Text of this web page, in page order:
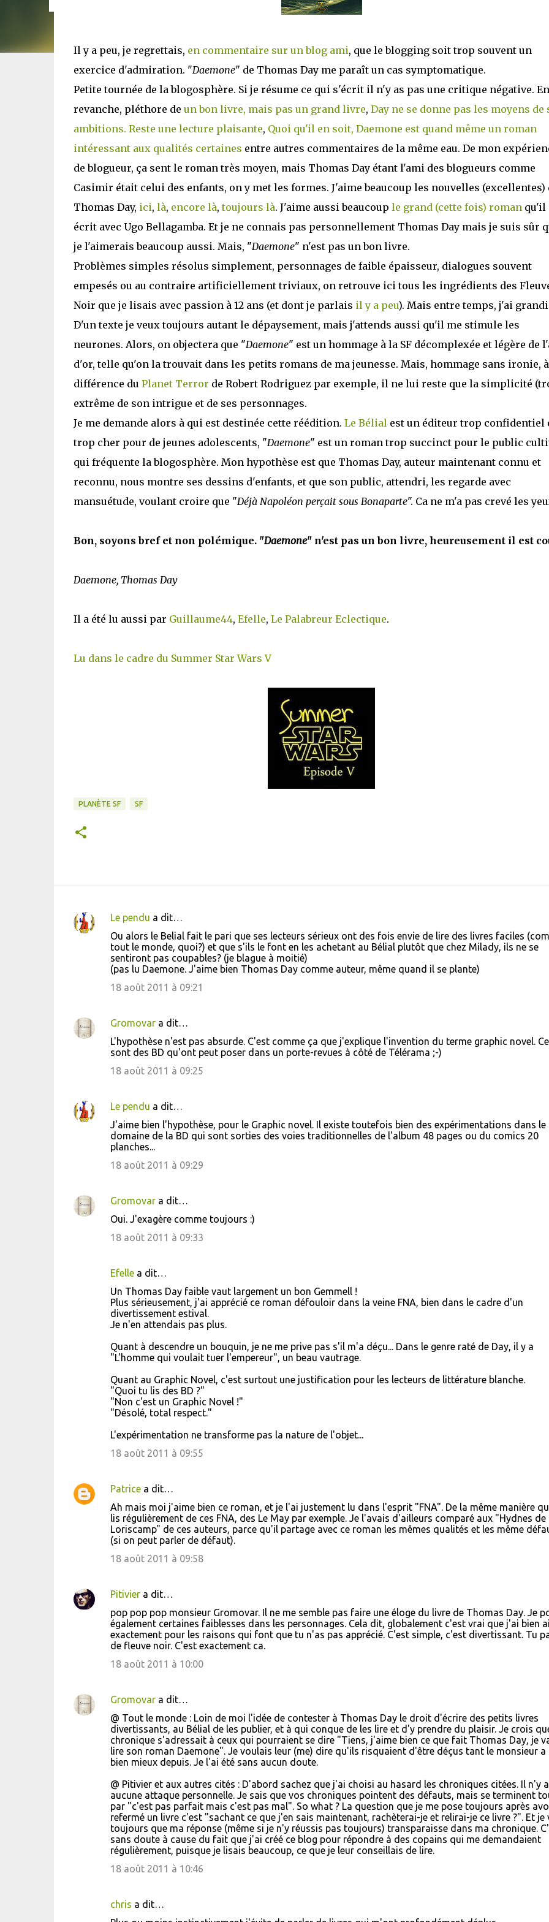
Il y a peu, je regrettais, en commentaire sur un blog ami, que le blogging soit trop souvent un
exercice d'admiration. "Daemone" de Thomas Day me paraît un cas symptomatique.
Petite tournée de la blogosphère. Si je résume ce qui s'écrit il n'y as pas une critique négative. En
revanche, pléthore de un bon livre, mais pas un grand livre, Day ne se donne pas les moyens de
ambitions. Reste une lecture plaisante, Quoi qu'il en soit, Daemone est quand même un roman
intéressant aux qualités certaines entre autres commentaires de la même eau. De mon
de blogueur, ça sent le roman très moyen, mais Thomas Day étant l'ami des blogueurs comme
Casimir était celui des enfants, on y met les formes. J'aime beaucoup les nouvelles (excellentes)
Thomas Day, ici, là, encore là,toujours là. J'aime aussi beaucoup le grand (cette fois) romanqu'il
écrit avec Ugo Bellagamba. Et je ne connais pas personnellement Thomas Day mais je suis sûr
je l'aimerais beaucoup aussi. Mais, "Daemone" n'est pas un bon livre.
Problèmes simples résolus simplement, personnages de faible épaisseur, dialogues souvent
empesés ou au contraire artificiellement triviaux, on retrouve ici tous les ingrédients des
Noir que je lisais avec passion à 12 ans (et dont je parlais il y a peu). Mais entre temps, j'ai
D'un texte je veux toujours autant le dépaysement, mais j'attends aussi qu'il me stimule les
neurones. Alors, on objectera que "Daemone" est un hommage à la SF décomplexée et légère de
d'or, telle qu'on la trouvait dans les petits romans de ma jeunesse. Mais, hommage sans ironie,
différence du Planet Terror de Robert Rodriguez par exemple, il ne lui reste que la simplicité
extrême de son intrigue et de ses personnages.
Je me demande alors à qui est destinée cette réédition. Le Bélialest un éditeur trop confidentiel
trop cher pour de jeunes adolescents, "Daemone" est un roman trop succinct pour le public
qui fréquente la blogosphère. Mon hypothèse est que Thomas Day, auteur maintenant connu et
reconnu, nous montre ses dessins d'enfants, et que son public, attendri, les regarde avec
mansuétude, voulant croire que "Déjà Napoléon perçait sous Bonaparte". Ca ne m'a pas crevé les
Bon, soyons bref et non polémique. "Daemone" n'est pas un bon livre, heureusement il est
Daemone, Thomas Day
Il a été lu aussi par Guillaume44, Efelle, Le Palabreur Eclectique.
Lu dans le cadre du Summer Star Wars V
PLANÈTE SF SF
C
t
s
Le pendu a dit…
Ou alors le Belial fait le pari que ses lecteurs sérieux ont des fois envie de lire des livres faciles
tout le monde, quoi?) et que s'ils le font en les achetant au Bélial plutôt que chez Milady, ils ne se
sentiront pas coupables? (je blague à moitié)
(pas lu Daemone. J'aime bien Thomas Day comme auteur, même quand il se plante)
18 août 2011 à 09:21
Gromovara dit…
L'hypothèse n'est pas absurde. C'est comme ça que j'explique l'invention du terme graphic novel. Ce
sont des BD qu'ont peut poser dans un porte-revues à côté de Télérama ;-)
18 août 2011 à 09:25
Le pendu a dit…
J'aime bien l'hypothèse, pour le Graphic novel. Il existe toutefois bien des expérimentations dans le
domaine de la BD qui sont sorties des voies traditionnelles de l'album 48 pages ou du comics 20
planches...
18 août 2011 à 09:29
Gromovara dit…
Oui. J'exagère comme toujours :)
18 août 2011 à 09:33
Efellea dit…
Un Thomas Day faible vaut largement un bon Gemmell !
Plus sérieusement, j'ai apprécié ce roman défouloir dans la veine FNA, bien dans le cadre d'un
divertissement estival.
Je n'en attendais pas plus.
Quant à descendre un bouquin, je ne me prive pas s'il m'a déçu... Dans le genre raté de Day, il y a
"L'homme qui voulait tuer l'empereur", un beau vautrage.
Quant au Graphic Novel, c'est surtout une justification pour les lecteurs de littérature blanche.
"Quoi tu lis des BD ?"
"Non c'est un Graphic Novel !"
"Désolé, total respect."
L'expérimentation ne transforme pas la nature de l'objet...
18 août 2011 à 09:55
Patricea dit…
Ah mais moi j'aime bien ce roman, et je l'ai justement lu dans l'esprit "FNA". De la même manière
lis régulièrement de ces FNA, des Le May par exemple. Je l'avais d'ailleurs comparé aux "Hydnes de
Loriscamp" de ces auteurs, parce qu'il partage avec ce roman les mêmes qualités et les même
(si on peut parler de défaut).
18 août 2011 à 09:58
Pitiviera dit…
pop pop pop monsieur Gromovar. Il ne me semble pas faire une éloge du livre de Thomas Day. Je
également certaines faiblesses dans les personnages. Cela dit, globalement c'est vrai que j'ai bien
exactement pour les raisons qui font que tu n'as pas apprécié. C'est simple, c'est divertissant. Tu
de fleuve noir. C'est exactement ca.
18 août 2011 à 10:00
Gromovara dit…
@ Tout le monde : Loin de moi l'idée de contester à Thomas Day le droit d'écrire des petits livres
divertissants, au Bélial de les publier, et à qui conque de les lire et d'y prendre du plaisir. Je crois
chronique s'adressait à ceux qui pourraient se dire "Tiens, j'aime bien ce que fait Thomas Day, je
lire son roman Daemone". Je voulais leur (me) dire qu'ils risquaient d'être déçus tant le monsieur
bien mieux depuis. Je l'ai été sans aucun doute.
@ Pitivier et aux autres cités : D'abord sachez que j'ai choisi au hasard les chroniques citées. Il n'y a
aucune attaque personnelle. Je sais que vos chroniques pointent des défauts, mais se terminent
par "c'est pas parfait mais c'est pas mal". So what ? La question que je me pose toujours après
refermé un livre c'est "sachant ce que j'en sais maintenant, rachèterai-je et relirai-je ce livre ?". Et je
toujours que ma réponse (même si je n'y réussis pas toujours) transparaisse dans ma chronique.
sans doute à cause du fait que j'ai créé ce blog pour répondre à des copains qui me demandaient
régulièrement, puisque je lisais beaucoup, ce que je leur conseillais de lire.
18 août 2011 à 10:46
chris a dit…